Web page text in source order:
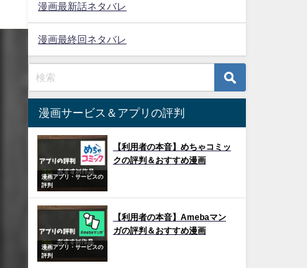
漫画最新話ネタバレ
漫画最終回ネタバレ
漫画サービス＆アプリの評判
漫画アプリ・サービスの
評判
【利用者の本音】めちゃコミッ
クの評判＆おすすめ漫画
漫画アプリ・サービスの
評判
【利用者の本音】Amebaマン
ガの評判＆おすすめ漫画